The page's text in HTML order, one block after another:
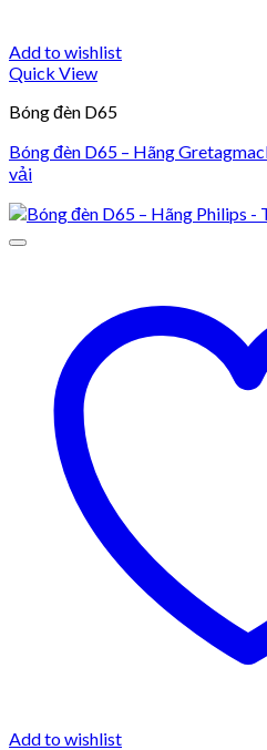
Add to wishlist
Quick View
Bóng đèn D65
Bóng đèn D65 – Hãng
vải
Add to wishlist